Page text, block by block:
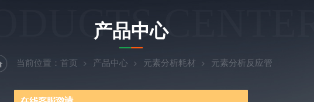
CENTER
产品中心
当前位置： 首页 产品中心 元素分析耗材 元素分析反应管